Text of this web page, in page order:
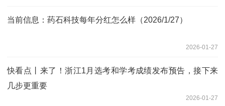
当前信息：药石科技每年分红怎么样（2026/1/27）
2026-01-27
快看点丨来了！浙江1月选考和学考成绩发布预告，接下来
几步更重要
2026-01-27